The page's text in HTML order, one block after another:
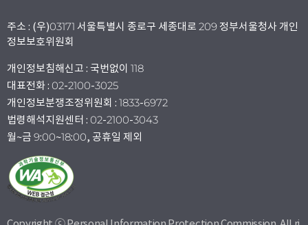
주소 : (우)03171 서울특별시 종로구 세종대로 209 정부서울청사 개인
정보보호위원회
개인정보침해신고 : 국번없이 118
대표전화 : 02-2100-3025
개인정보분쟁조정위원회 : 1833-6972
법령해석지원센터 : 02-2100-3043
월~금 9:00~18:00, 공휴일 제외